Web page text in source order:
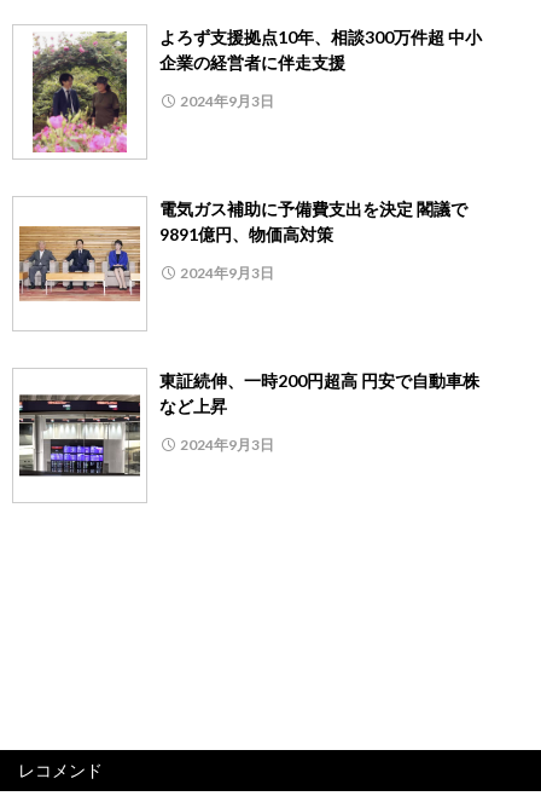
よろず支援拠点10年、相談300万件超 中小
企業の経営者に伴走支援
2024年9月3日
電気ガス補助に予備費支出を決定 閣議で
9891億円、物価高対策
2024年9月3日
東証続伸、一時200円超高 円安で自動車株
など上昇
2024年9月3日
レコメンド